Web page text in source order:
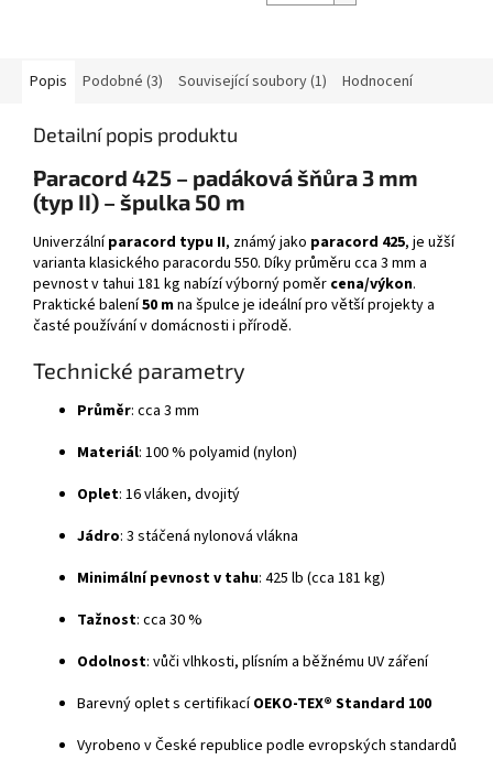
Popis Podobné (3) Související soubory (1) Hodnocení
Detailní popis produktu
Paracord 425 – padáková šňůra 3 mm
(typ II) – špulka 50 m
Univerzálníparacord typu II, známý jako paracord 425, je užší
varianta klasického paracordu 550. Díky průměru cca 3 mm a
pevnost v tahui 181 kg nabízí výborný poměr cena/výkon.
Praktické balení50 mna špulce je ideální pro větší projekty a
časté používání v domácnosti i přírodě.
Technické parametry
Průměr: cca 3 mm
Materiál: 100 % polyamid (nylon)
Oplet: 16 vláken, dvojitý
Jádro: 3 stáčená nylonová vlákna
Minimální pevnost v tahu: 425 lb (cca 181 kg)
Tažnost: cca 30 %
Odolnost: vůči vlhkosti, plísním a běžnému UV záření
Barevný oplet s certifikacíOEKO-TEX® Standard 100
Vyrobeno v České republice podle evropských standardů